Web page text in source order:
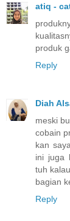
atiq -
produk
Reply
Diah
meski
cobain
kan
ini juga
tuh
bagian
Reply